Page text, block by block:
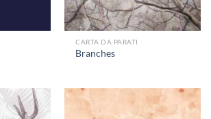
CARTA DA PARATI
Branches